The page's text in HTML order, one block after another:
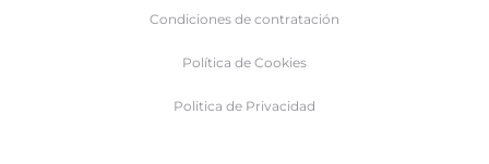
Condiciones de contratación
Política de Cookies
Politica de Privacidad